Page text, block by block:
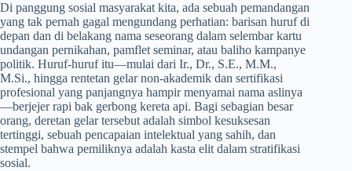
Di panggung sosial masyarakat kita, ada sebuah pemandangan
yang tak pernah gagal mengundang perhatian: barisan huruf di
depan dan di belakang nama seseorang dalam selembar kartu
undangan pernikahan, pamflet seminar, atau baliho kampanye
politik. Huruf-huruf itu—mulai dari Ir., Dr., S.E., M.M.,
M.Si., hingga rentetan gelar non-akademik dan sertifikasi
profesional yang panjangnya hampir menyamai nama aslinya
—berjejer rapi bak gerbong kereta api. Bagi sebagian besar
orang, deretan gelar tersebut adalah simbol kesuksesan
tertinggi, sebuah pencapaian intelektual yang sahih, dan
stempel bahwa pemiliknya adalah kasta elit dalam stratifikasi
sosial.